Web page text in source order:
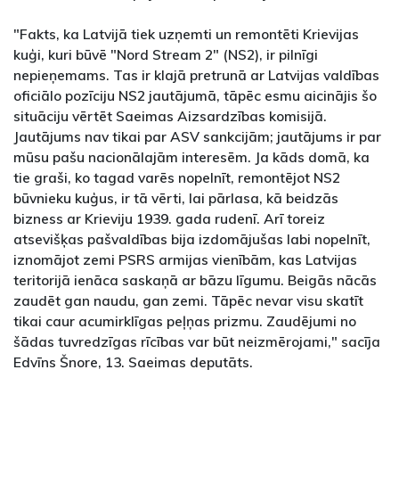
"Fakts, ka Latvijā tiek uzņemti un remontēti Krievijas
kuģi, kuri būvē "Nord Stream 2" (NS2), ir pilnīgi
nepieņemams. Tas ir klajā pretrunā ar Latvijas valdības
oficiālo pozīciju NS2 jautājumā, tāpēc esmu aicinājis šo
situāciju vērtēt Saeimas Aizsardzības komisijā.
Jautājums nav tikai par ASV sankcijām; jautājums ir par
mūsu pašu nacionālajām interesēm. Ja kāds domā, ka
tie graši, ko tagad varēs nopelnīt, remontējot NS2
būvnieku kuģus, ir tā vērti, lai pārlasa, kā beidzās
bizness ar Krieviju 1939. gada rudenī. Arī toreiz
atsevišķas pašvaldības bija izdomājušas labi nopelnīt,
iznomājot zemi PSRS armijas vienībām, kas Latvijas
teritorijā ienāca saskaņā ar bāzu līgumu. Beigās nācās
zaudēt gan naudu, gan zemi. Tāpēc nevar visu skatīt
tikai caur acumirklīgas peļņas prizmu. Zaudējumi no
šādas tuvredzīgas rīcības var būt neizmērojami," sacīja
Edvīns Šnore, 13. Saeimas deputāts.